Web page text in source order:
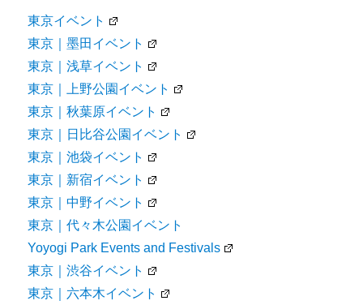
東京イベント
東京｜墨田イベント
東京｜浅草イベント
東京｜上野公園イベント
東京｜秋葉原イベント
東京｜日比谷公園イベント
東京｜池袋イベント
東京｜新宿イベント
東京｜中野イベント
東京｜代々木公園イベント
Yoyogi Park Events and Festivals
東京｜渋谷イベント
東京｜六本木イベント